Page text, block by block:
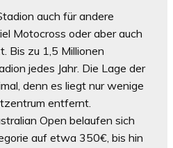
auch für andere
Motocross oder aber auch
Bis zu 1,5 Millionen
jedes Jahr. Die Lage der
denn es liegt nur wenige
entfernt.
Open belaufen sich
auf etwa 350€, bis hin